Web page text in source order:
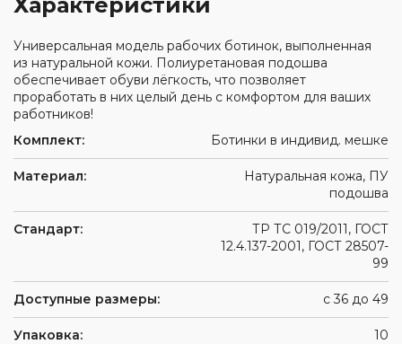
Универсальная модель рабочих ботинок, выполненная
из натуральной кожи. Полиуретановая подошва
обеспечивает обуви лёгкость, что позволяет
проработать в них целый день с комфортом для ваших
работников!
Комплект:
Ботинки в индивид. мешке
Материал:
Натуральная кожа, ПУ
подошва
Стандарт:
ТР ТС 019/2011, ГОСТ
12.4.137-2001, ГОСТ 28507-
99
Доступные размеры: с 36 до 49
Упаковка: 10